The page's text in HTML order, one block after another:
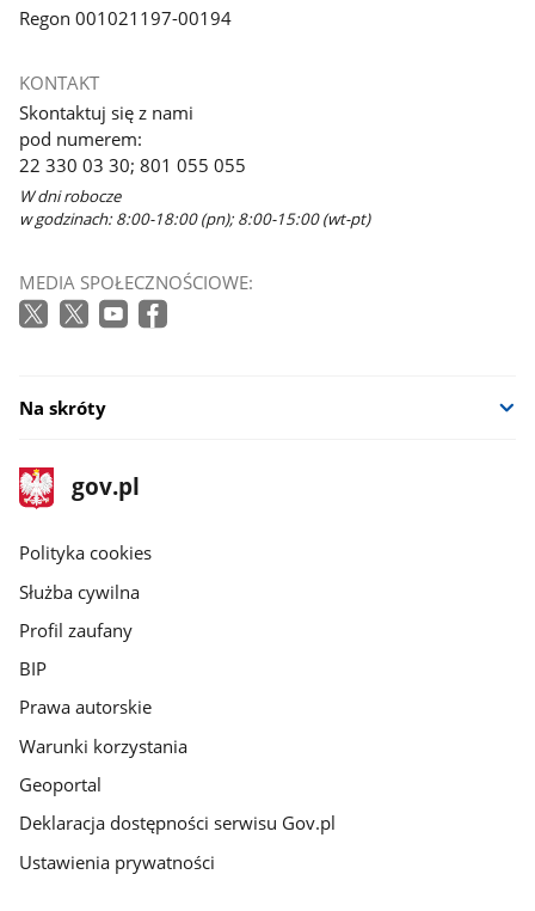
Regon 001021197-00194
KONTAKT
Skontaktuj się z nami
pod numerem:
22 330 03 30; 801 055 055
W dni robocze
w godzinach: 8:00-18:00 (pn); 8:00-15:00 (wt-pt)
MEDIA SPOŁECZNOŚCIOWE:
Na skróty
stopka
gov.pl
Strona
gov.pl
gov.pl
Polityka cookies
Służba cywilna
Profil zaufany
BIP
Prawa autorskie
Warunki korzystania
Geoportal
Deklaracja dostępności serwisu Gov.pl
Ustawienia prywatności